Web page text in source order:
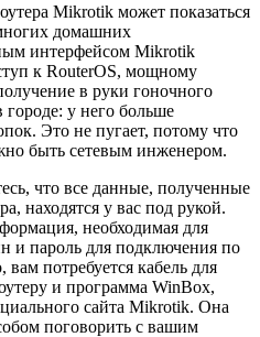
Mikrotik может показаться
домашних
интерфейсом Mikrotik
к RouterOS, мощному
в руки гоночного
городе: у него больше
Это не пугает, потому что
быть сетевым инженером.
что все данные, полученные
находятся у вас под рукой.
необходимая для
и пароль для подключения по
потребуется кабель для
и программа WinBox,
сайта Mikrotik. Она
поговорить с вашим